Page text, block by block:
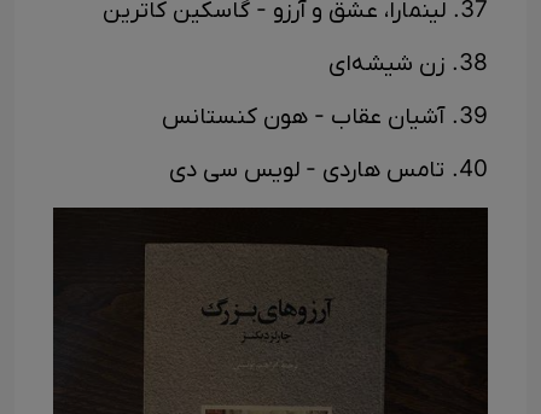
37. لینمارا، عشق و آرزو - گاسکین کاترین
38. زن شیشه‌ای
39. آشیان عقاب - هون کنستانس
40. تامس هاردی - لویس سی دی